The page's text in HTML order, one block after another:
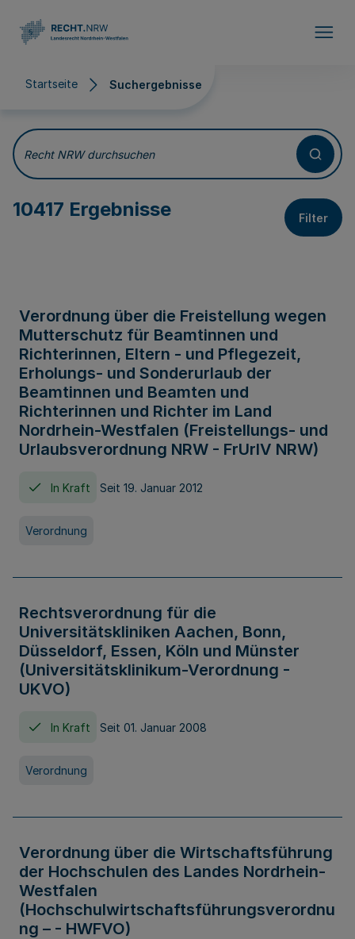
Startseite Suchergebnisse
Suchergebnisse
Recht NRW durchsuchen
10417 Ergebnisse Filter
Verordnung über die Freistellung wegen
Mutterschutz für Beamtinnen und
Richterinnen, Eltern - und Pflegezeit,
Erholungs- und Sonderurlaub der
Beamtinnen und Beamten und
Richterinnen und Richter im Land
Nordrhein-Westfalen (Freistellungs- und
Urlaubsverordnung NRW - FrUrlV NRW)
In Kraft Seit 19. Januar 2012
Verordnung
Rechtsverordnung für die
Universitätskliniken Aachen, Bonn,
Düsseldorf, Essen, Köln und Münster
(Universitätsklinikum-Verordnung -
UKVO)
In Kraft Seit 01. Januar 2008
Verordnung
Verordnung über die Wirtschaftsführung
der Hochschulen des Landes Nordrhein-
Westfalen
(Hochschulwirtschaftsführungsverordnu
ng – - HWFVO)